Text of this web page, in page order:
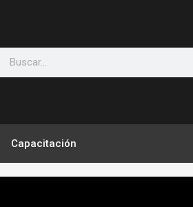
Search
Capacitación